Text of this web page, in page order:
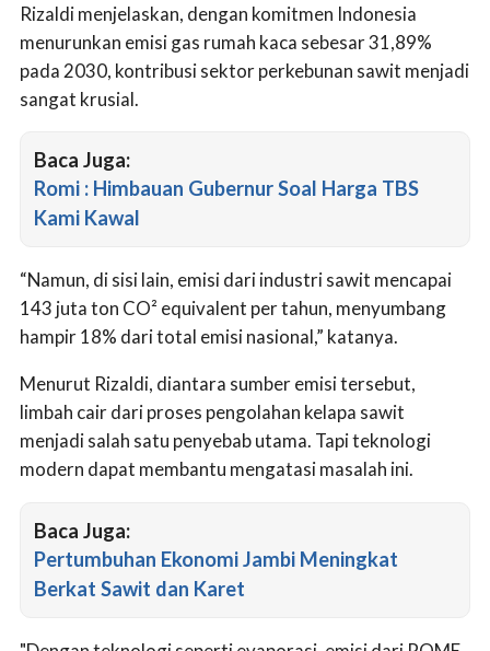
Rizaldi menjelaskan, dengan komitmen Indonesia
menurunkan emisi gas rumah kaca sebesar 31,89%
pada 2030, kontribusi sektor perkebunan sawit menjadi
sangat krusial.
Baca Juga:
Romi : Himbauan Gubernur Soal Harga TBS
Kami Kawal
“Namun, di sisi lain, emisi dari industri sawit mencapai
143 juta ton CO² equivalent per tahun, menyumbang
hampir 18% dari total emisi nasional,” katanya.
Menurut Rizaldi, diantara sumber emisi tersebut,
limbah cair dari proses pengolahan kelapa sawit
menjadi salah satu penyebab utama. Tapi teknologi
modern dapat membantu mengatasi masalah ini.
Baca Juga:
Pertumbuhan Ekonomi Jambi Meningkat
Berkat Sawit dan Karet